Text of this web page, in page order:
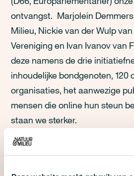
ontvangst. Marjolein
Milieu, Nickie van der Wulp
Vereniging en Ivan Ivanov van
deze namens de drie
inhoudelijke bondgenoten, 120
organisaties, het aanwezige
mensen die online hun steun
staan we sterker.